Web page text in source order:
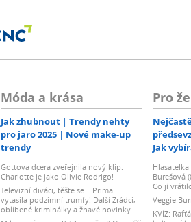
Móda a krása
Jak zhubnout
Trendy nehty
pro jaro 2025
Nové make-up
trendy
Gottova dcera zveřejnila nový klip:
Charlotte je jako Olivie Rodrigo!
Televizní diváci, těšte se... Prima
vytasila podzimní trumfy! Další Zrádci,
oblíbené kriminálky a žhavé novinky...
Pro
Jak
Burešová
Co jí
Veggie
KVÍZ: